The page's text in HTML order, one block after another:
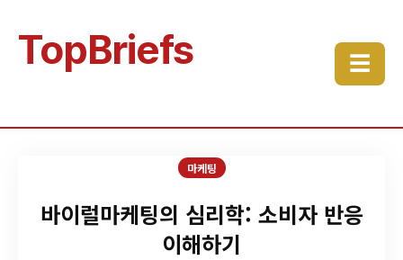
TopBriefs ☰
마케팅
바이럴마케팅의 심리학: 소비자 반응
이해하기